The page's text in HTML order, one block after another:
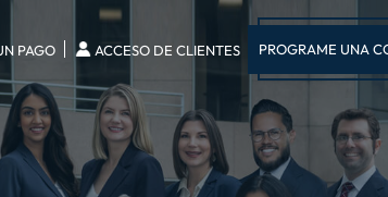
PAGO ACCESO DE CLIENTES PROGRAME UNA